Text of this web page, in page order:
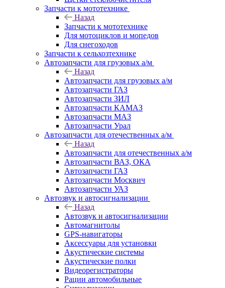
Запчасти к мототехнике
Назад
Запчасти к мототехнике
Для мотоциклов и мопедов
Для снегоходов
Запчасти к сельхозтехнике
Автозапчасти для грузовых а/м
Назад
Автозапчасти для грузовых а/м
Автозапчасти ГАЗ
Автозапчасти ЗИЛ
Автозапчасти КАМАЗ
Автозапчасти МАЗ
Автозапчасти Урал
Автозапчасти для отечественных а/м
Назад
Автозапчасти для отечественных а/м
Автозапчасти ВАЗ, ОКА
Автозапчасти ГАЗ
Автозапчасти Москвич
Автозапчасти УАЗ
Автозвук и автосигнализации
Назад
Автозвук и автосигнализации
Автомагнитолы
GPS-навигаторы
Аксессуары для установки
Акустические системы
Акустические полки
Видеорегистраторы
Рации автомобильные